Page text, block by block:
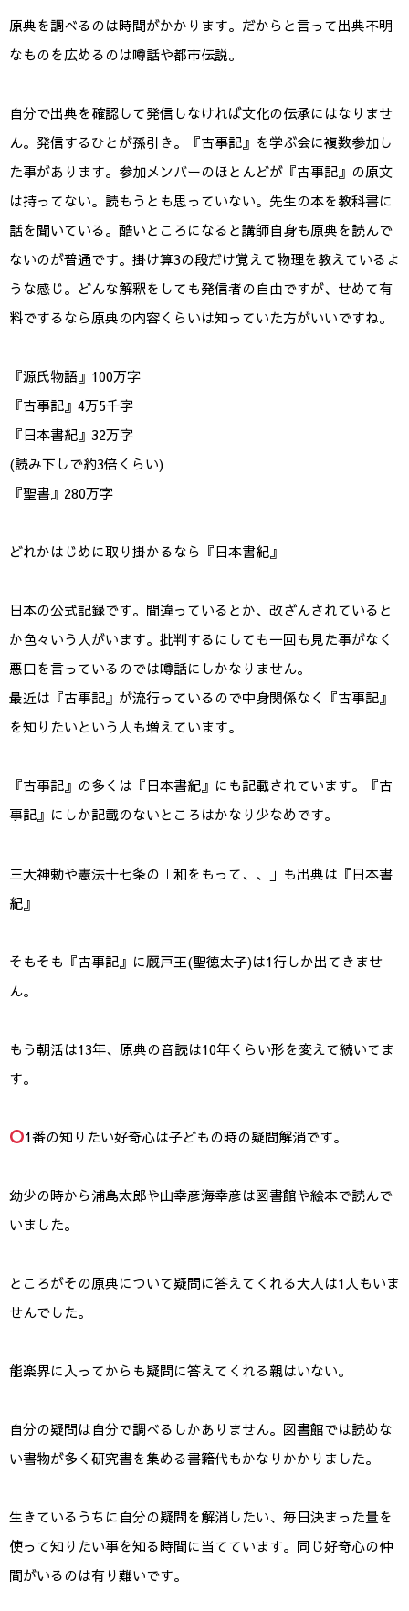
原典を調べるのは時間がかかります。だからと言って出典不明
なものを広めるのは噂話や都市伝説。
自分で出典を確認して発信しなければ文化の伝承にはなりませ
ん。発信するひとが孫引き。『古事記』を学ぶ会に複数参加し
た事があります。参加メンバーのほとんどが『古事記』の原文
は持ってない。読もうとも思っていない。先生の本を教科書に
話を聞いている。酷いところになると講師自身も原典を読んで
ないのが普通です。掛け算3の段だけ覚えて物理を教えているよ
うな感じ。どんな解釈をしても発信者の自由ですが、せめて有
料でするなら原典の内容くらいは知っていた方がいいですね。
『源氏物語』100万字
『古事記』4万5千字
『日本書紀』32万字
(読み下しで約3倍くらい)
『聖書』280万字
どれかはじめに取り掛かるなら『日本書紀』
日本の公式記録です。間違っているとか、改ざんされていると
か色々いう人がいます。批判するにしても一回も見た事がなく
悪口を言っているのでは噂話にしかなりません。
最近は『古事記』が流行っているので中身関係なく『古事記』
を知りたいという人も増えています。
『古事記』の多くは『日本書紀』にも記載されています。『古
事記』にしか記載のないところはかなり少なめです。
三大神勅や憲法十七条の「和をもって、、」も出典は『日本書
紀』
そもそも『古事記』に厩戸王(聖徳太子)は1行しか出てきませ
ん。
もう朝活は13年、原典の音読は10年くらい形を変えて続いてま
す。
1番の知りたい好奇心は子どもの時の疑問解消です。
幼少の時から浦島太郎や山幸彦海幸彦は図書館や絵本で読んで
いました。
ところがその原典について疑問に答えてくれる大人は1人もいま
せんでした。
能楽界に入ってからも疑問に答えてくれる親はいない。
自分の疑問は自分で調べるしかありません。図書館では読めな
い書物が多く研究書を集める書籍代もかなりかかりました。
生きているうちに自分の疑問を解消したい、毎日決まった量を
使って知りたい事を知る時間に当てています。同じ好奇心の仲
間がいるのは有り難いです。